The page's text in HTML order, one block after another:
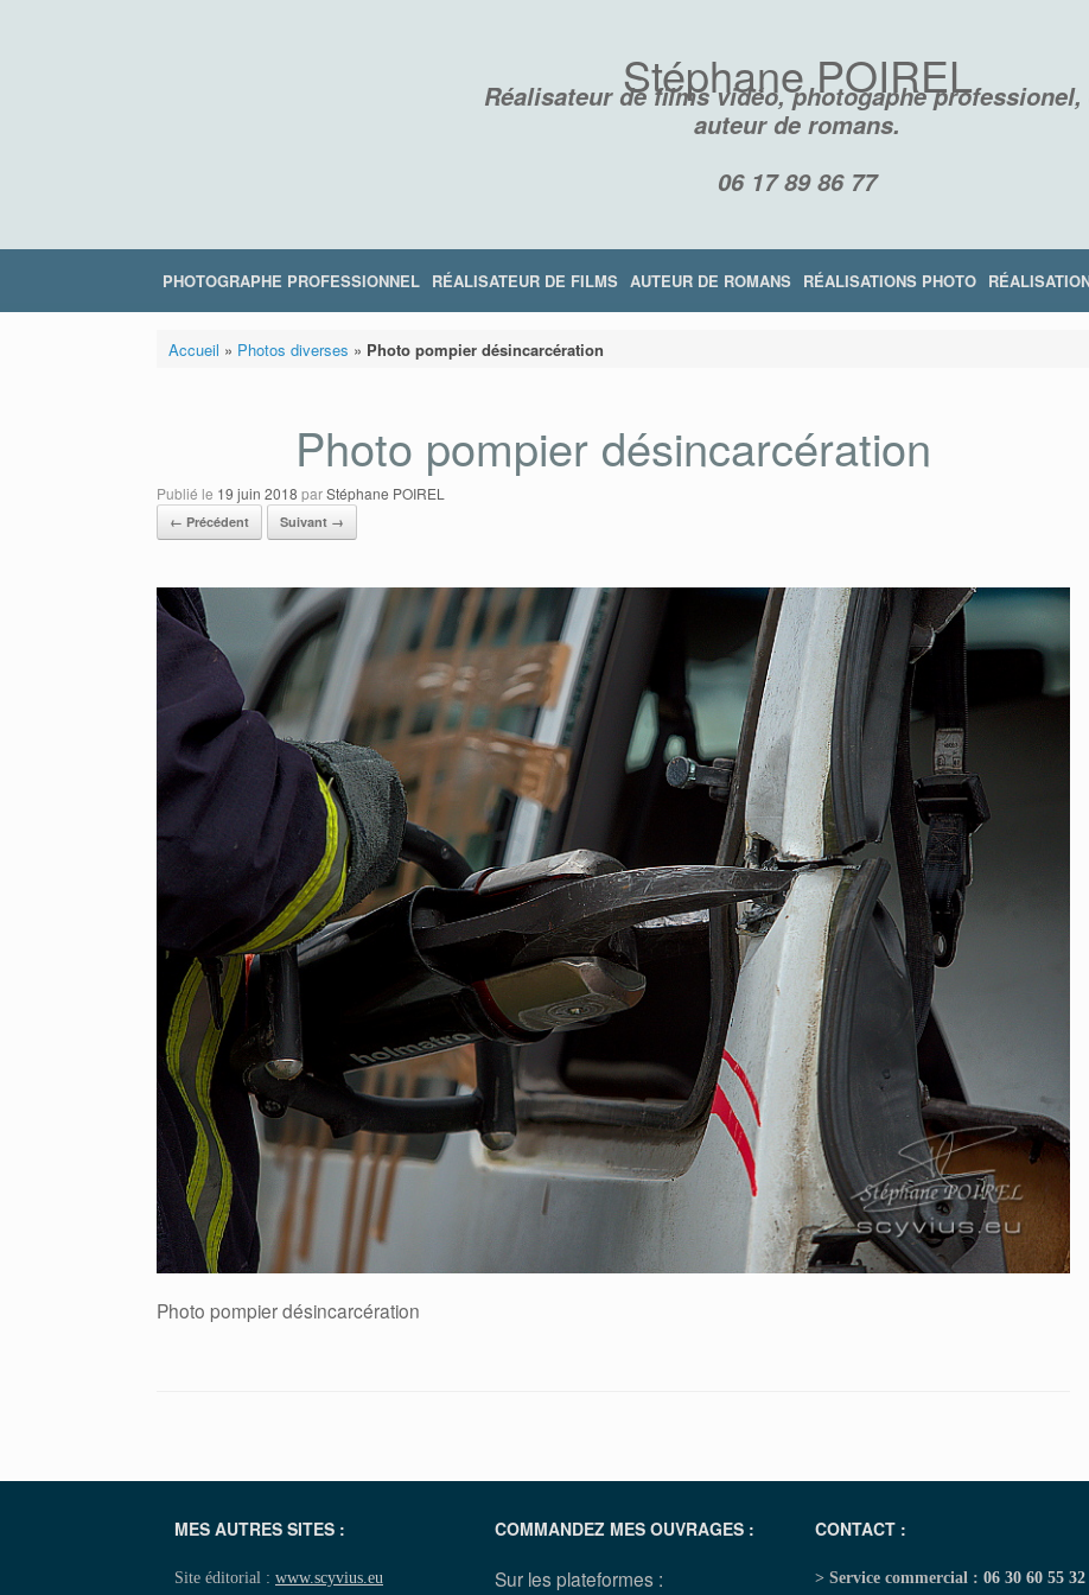
Stéphane POIREL
Réalisateur de films vidéo, photogaphe professionel,
auteur de romans.
06 17 89 86 77
PHOTOGRAPHE PROFESSIONNEL RÉALISATEUR DE FILMS AUTEUR DE ROMANS RÉALISATIONS PHOTO
Accueil » Photos diverses » Photo pompier désincarcération
Photo pompier désincarcération
Publié le 19 juin 2018 parStéphane POIREL
← Précédent Suivant →
Photo pompier désincarcération
MES AUTRES SITES :
Site éditorial : www.scyvius.eu
COMMANDEZ MES OUVRAGES :
Sur les plateformes :
CONTACT :
> Service commercial : 06 30 60 55 32